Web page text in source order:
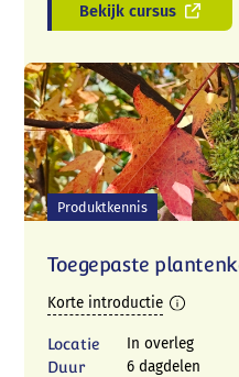
Bekijk cursus
Produktkennis
Toegepaste
Korte introductie
Locatie
In overleg
Duur
6 dagdelen